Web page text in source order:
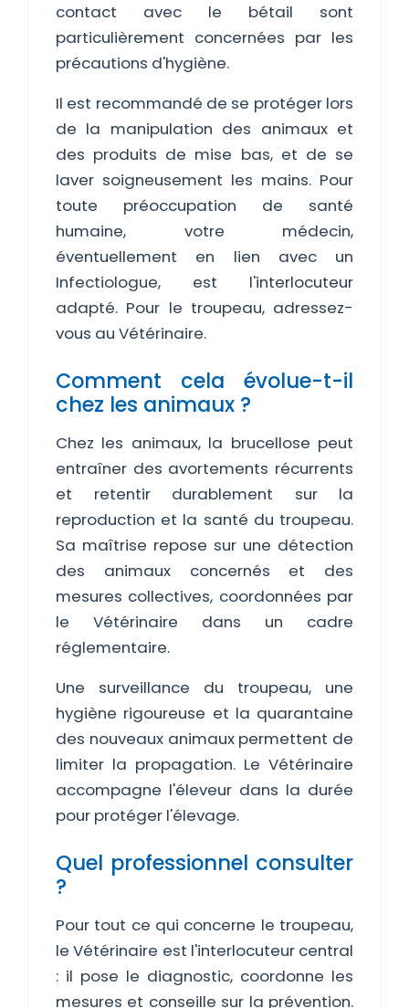
contact avec le bétail sont
particulièrement concernées par les
précautions d'hygiène.
Il est recommandé de se protéger lors
de la manipulation des animaux et
des produits de mise bas, et de se
laver soigneusement les mains. Pour
toute préoccupation de santé
humaine, votre médecin,
éventuellement en lien avec un
Infectiologue, est l'interlocuteur
adapté. Pour le troupeau, adressez-
vous au Vétérinaire.
Comment cela évolue-t-il
chez les animaux ?
Chez les animaux, la brucellose peut
entraîner des avortements récurrents
et retentir durablement sur la
reproduction et la santé du troupeau.
Sa maîtrise repose sur une détection
des animaux concernés et des
mesures collectives, coordonnées par
le Vétérinaire dans un cadre
réglementaire.
Une surveillance du troupeau, une
hygiène rigoureuse et la quarantaine
des nouveaux animaux permettent de
limiter la propagation. Le Vétérinaire
accompagne l'éleveur dans la durée
pour protéger l'élevage.
Quel professionnel consulter
?
Pour tout ce qui concerne le troupeau,
le Vétérinaire est l'interlocuteur central
: il pose le diagnostic, coordonne les
mesures et conseille sur la prévention.